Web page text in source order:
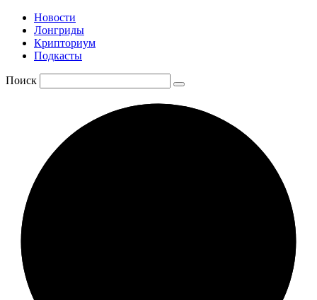
Новости
Лонгриды
Крипториум
Подкасты
Поиск